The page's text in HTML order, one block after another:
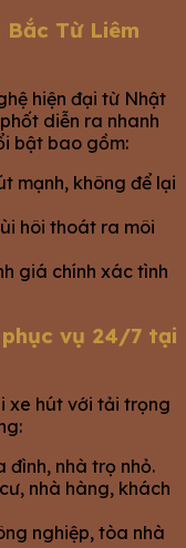
Từ Liêm
hiện đại từ Nhật
diễn ra nhanh
bật bao gồm:
mạnh, không để lại
hôi thoát ra môi
giá chính xác tình
vụ 24/7 tại
xe hút với tải trọng
đình, nhà trọ nhỏ.
nhà hàng, khách
nghiệp, tòa nhà